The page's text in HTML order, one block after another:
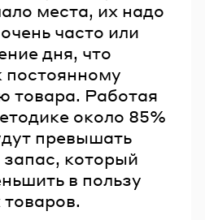
места, их надо
часто или
дня, что
постоянному
товара. Работая
около 85%
превышать
который
в пользу